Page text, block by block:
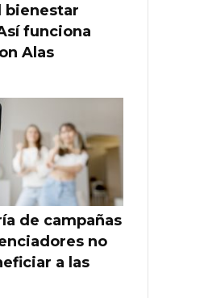
bienestar
funciona
Alas
de campañas
no
a las